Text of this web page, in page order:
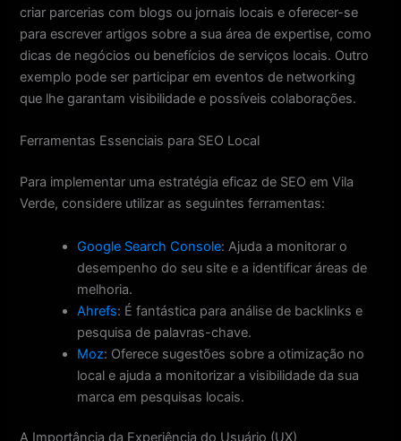
criar parcerias com blogs ou jornais locais e oferecer-se
para escrever artigos sobre a sua área de expertise, como
dicas de negócios ou benefícios de serviços locais. Outro
exemplo pode ser participar em eventos de networking
que lhe garantam visibilidade e possíveis colaborações.
Ferramentas Essenciais para SEO Local
Para implementar uma estratégia eficaz de SEO em Vila
Verde, considere utilizar as seguintes ferramentas:
Google Search Console: Ajuda a monitorar o
desempenho do seu site e a identificar áreas de
melhoria.
Ahrefs: É fantástica para análise de backlinks e
pesquisa de palavras-chave.
Moz: Oferece sugestões sobre a otimização no
local e ajuda a monitorizar a visibilidade da sua
marca em pesquisas locais.